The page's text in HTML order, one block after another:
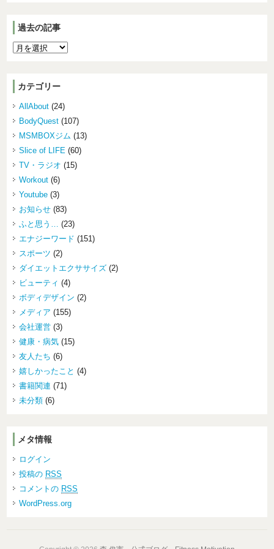
過去の記事
カテゴリー
AllAbout (24)
BodyQuest (107)
MSMBOXジム (13)
Slice of LIFE (60)
TV・ラジオ (15)
Workout (6)
Youtube (3)
お知らせ (83)
ふと思う… (23)
エナジーワード (151)
スポーツ (2)
ダイエットエクササイズ (2)
ビューティ (4)
ボディデザイン (2)
メディア (155)
会社運営 (3)
健康・病気 (15)
友人たち (6)
嬉しかったこと (4)
書籍関連 (71)
未分類 (6)
メタ情報
ログイン
投稿の RSS
コメントの RSS
WordPress.org